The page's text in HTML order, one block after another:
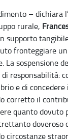
– dichiara
rurale,
supporto
fronteggiare
La sospensione
responsabilità:
e di
corretto il
quanto
doveroso
circostanze